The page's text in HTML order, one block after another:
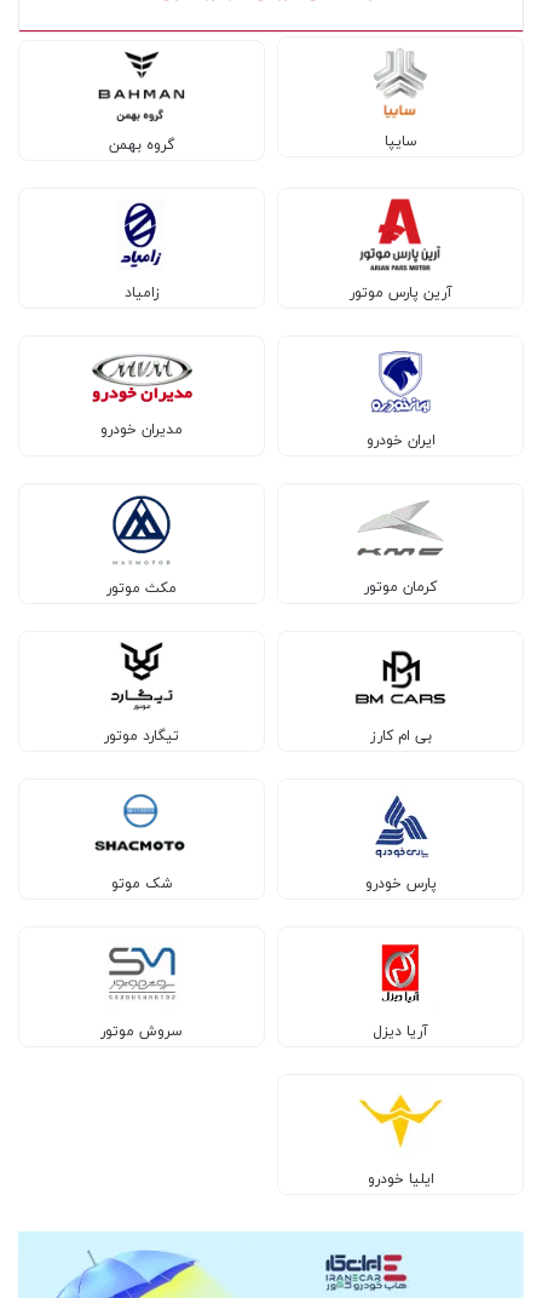
سایپا گروه بهمن
آرین پارس موتور زامیاد
ایران خودرو
مدیران خودرو
کرمان موتور مکث موتور
بی ام کارز تیگارد موتور
پارس خودرو شک موتو
آریا دیزل سروش موتور
ایلیا خودرو